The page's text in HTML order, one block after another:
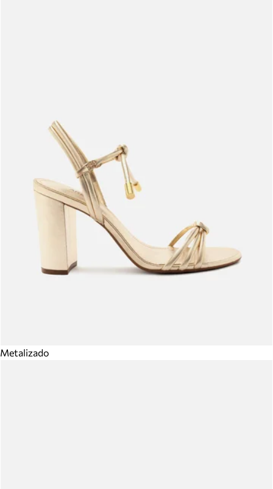
Metalizado